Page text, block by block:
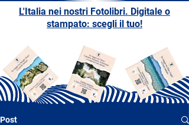
L'Italia nei nostri Fotolibri. Digitale o
stampato: scegli il tuo!
Post